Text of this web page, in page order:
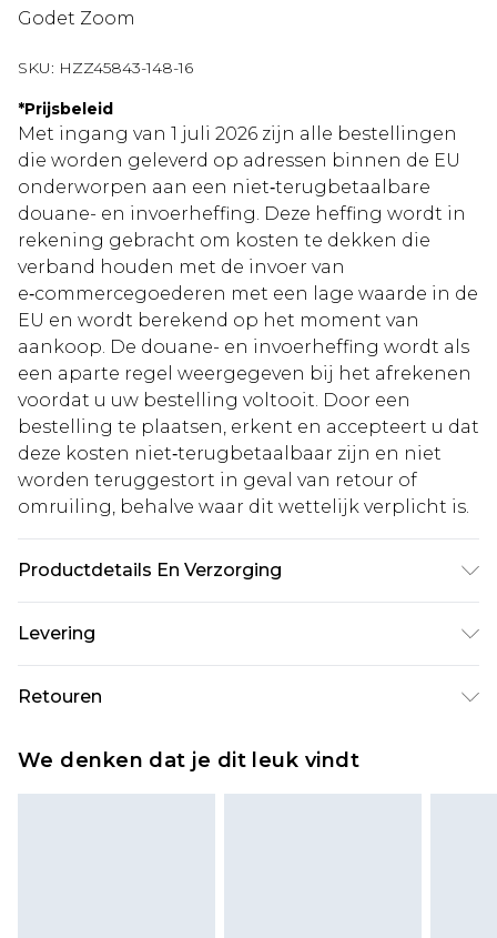
Godet Zoom
SKU: HZZ45843-148-16
*Prijsbeleid
Met ingang van 1 juli 2026 zijn alle bestellingen
die worden geleverd op adressen binnen de EU
onderworpen aan een niet‑terugbetaalbare
douane- en invoerheffing. Deze heffing wordt in
rekening gebracht om kosten te dekken die
verband houden met de invoer van
e‑commercegoederen met een lage waarde in de
EU en wordt berekend op het moment van
aankoop. De douane- en invoerheffing wordt als
een aparte regel weergegeven bij het afrekenen
voordat u uw bestelling voltooit. Door een
bestelling te plaatsen, erkent en accepteert u dat
deze kosten niet‑terugbetaalbaar zijn en niet
worden teruggestort in geval van retour of
omruiling, behalve waar dit wettelijk verplicht is.
Productdetails En Verzorging
Levering
Standaardlevering Nederland
€5.99
Expressdienst Nederland
Retouren
vanaf de dag dat u het ontvangt om iets terug te
We denken dat je dit leuk vindt